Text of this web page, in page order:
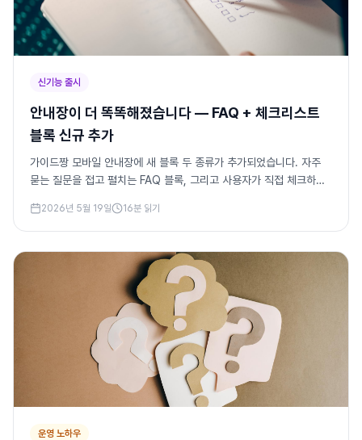
신기능 출시
안내장이 더 똑똑해졌습니다 — FAQ + 체크리스트
블록 신규 추가
가이드짱 모바일 안내장에 새 블록 두 종류가 추가되었습니다. 자주
묻는 질문을 접고 펼치는 FAQ 블록, 그리고 사용자가 직접 체크하면
비 누락 방지에 즉시 도움이 되는 활용법을 단계별로 정리합니다.
2026년 5월 19일 16분 읽기
운영 노하우